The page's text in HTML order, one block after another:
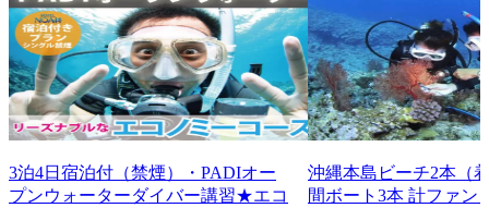
3泊4日宿泊付（禁煙）・PADIオー
プンウォーターダイバー講習★エコ
沖縄本島ビーチ2本（
間ボート3本 計ファン